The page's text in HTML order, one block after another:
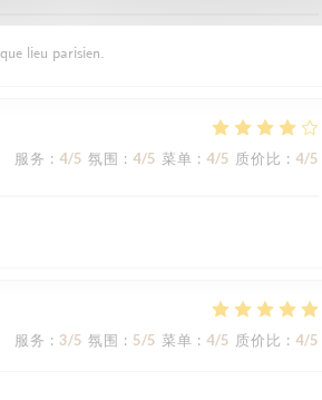
lieu parisien.
服务 : 4/5 氛围 : 4/5 菜单 : 4/5 质价比 : 4/5
服务 : 3/5 氛围 : 5/5 菜单 : 4/5 质价比 : 4/5